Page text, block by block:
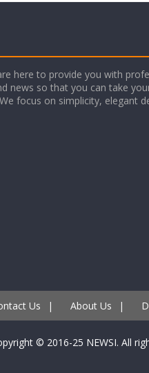
here to provide you with
news so that you can take
focus on simplicity, elegant
Us | About Us |
© 2016-25 NEWSI. All